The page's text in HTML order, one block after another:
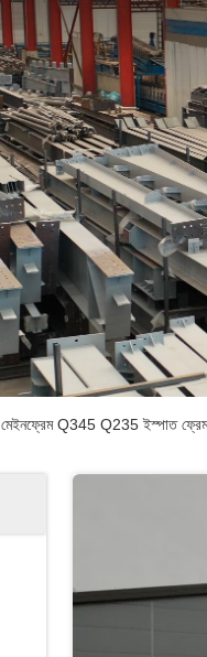
মেইনফ্রেম Q345 Q235 ইস্পাত ফ্রেম